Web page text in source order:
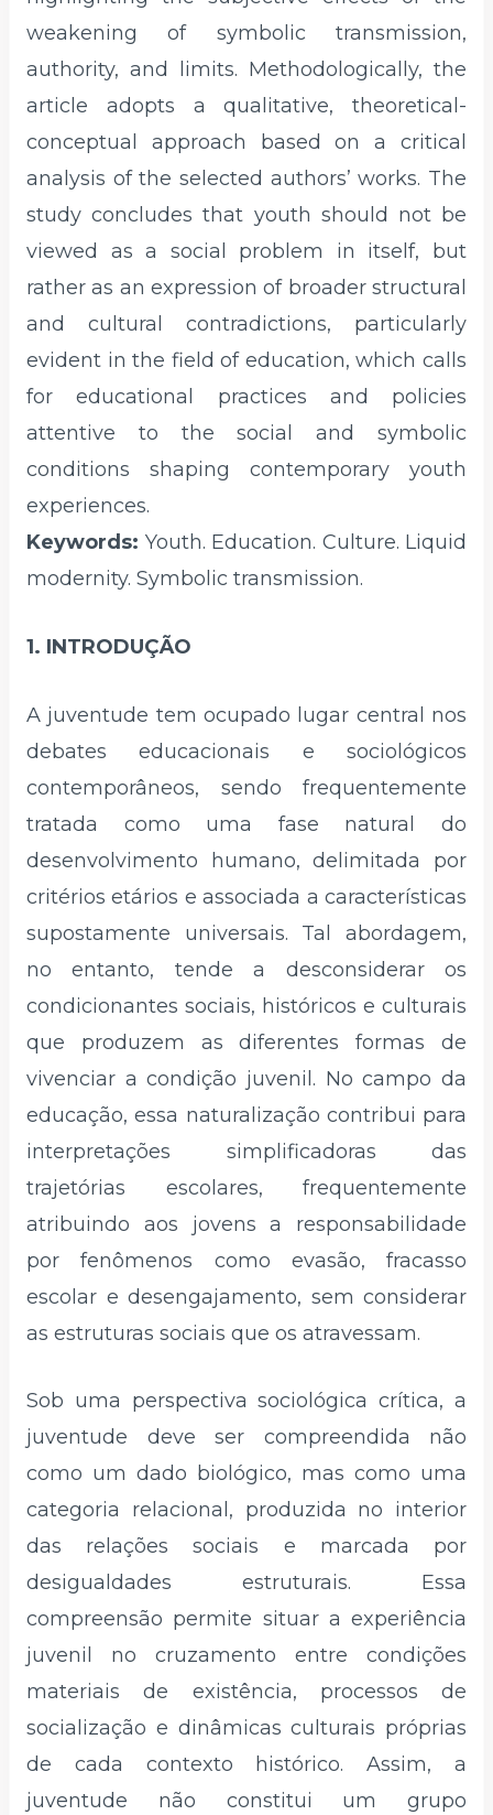
weakening of symbolic transmission,
authority, and limits. Methodologically, the
article adopts a qualitative, theoretical-
conceptual approach based on a critical
analysis of the selected authors’ works. The
study concludes that youth should not be
viewed as a social problem in itself, but
rather as an expression of broader structural
and cultural contradictions, particularly
evident in the field of education, which calls
for educational practices and policies
attentive to the social and symbolic
conditions shaping contemporary youth
experiences.
Keywords: Youth. Education. Culture. Liquid
modernity. Symbolic transmission.
1. INTRODUÇÃO
A juventude tem ocupado lugar central nos
debates educacionais e sociológicos
contemporâneos, sendo frequentemente
tratada como uma fase natural do
desenvolvimento humano, delimitada por
critérios etários e associada a características
supostamente universais. Tal abordagem,
no entanto, tende a desconsiderar os
condicionantes sociais, históricos e culturais
que produzem as diferentes formas de
vivenciar a condição juvenil. No campo da
educação, essa naturalização contribui para
interpretações simplificadoras das
trajetórias escolares, frequentemente
atribuindo aos jovens a responsabilidade
por fenômenos como evasão, fracasso
escolar e desengajamento, sem considerar
as estruturas sociais que os atravessam.
Sob uma perspectiva sociológica crítica, a
juventude deve ser compreendida não
como um dado biológico, mas como uma
categoria relacional, produzida no interior
das relações sociais e marcada por
desigualdades estruturais. Essa
compreensão permite situar a experiência
juvenil no cruzamento entre condições
materiais de existência, processos de
socialização e dinâmicas culturais próprias
de cada contexto histórico. Assim, a
juventude não constitui um grupo